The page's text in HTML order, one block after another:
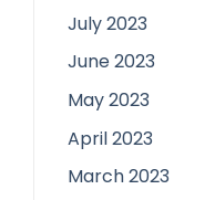
July 2023
June 2023
May 2023
April 2023
March 2023